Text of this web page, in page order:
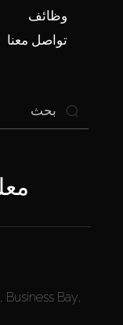
وظائف
تواصل معنا
Business Bay,